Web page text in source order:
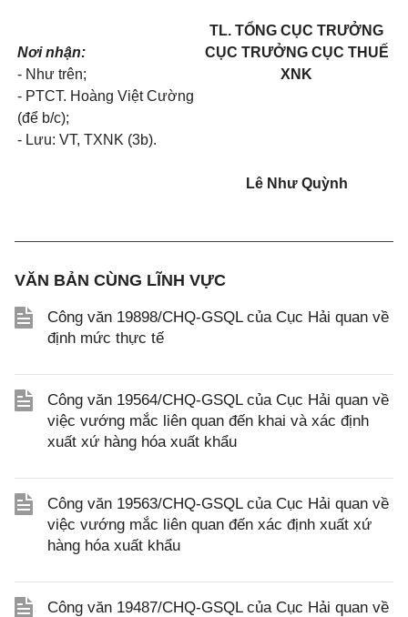
Nơi nhận:
- Như trên;
- PTCT. Hoàng Việt Cường
(để b/c);
- Lưu: VT, TXNK (3b).
TL. TỔNG CỤC TRƯỞNG
CỤC TRƯỞNG CỤC THUẾ
XNK
Lê Như Quỳnh
VĂN BẢN CÙNG LĨNH VỰC
Công văn 19898/CHQ-GSQL của Cục Hải quan về
định mức thực tế
Công văn 19564/CHQ-GSQL của Cục Hải quan về
việc vướng mắc liên quan đến khai và xác định
xuất xứ hàng hóa xuất khẩu
Công văn 19563/CHQ-GSQL của Cục Hải quan về
việc vướng mắc liên quan đến xác định xuất xứ
hàng hóa xuất khẩu
Công văn 19487/CHQ-GSQL của Cục Hải quan về